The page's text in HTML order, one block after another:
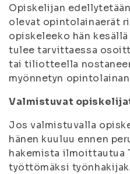
Opiskelijan
olevat opintolainaerät
opiskeleeko hän
tulee tarvittaessa
tai tiliotteella
myönnetyn
Valmistuvat
Jos valmistuvalla
hänen kuuluu ennen
hakemista ilmoittautua
työttömäksi